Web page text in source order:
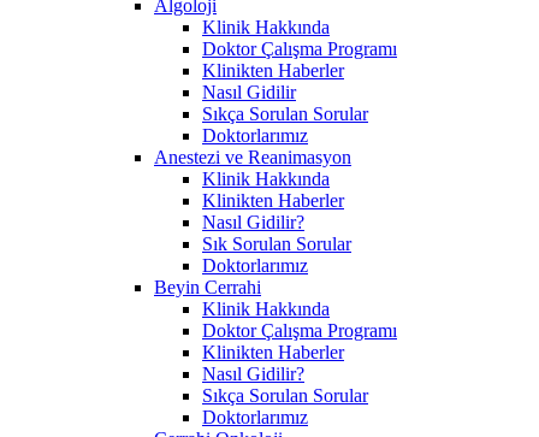
Algoloji
Klinik Hakkında
Doktor Çalışma Programı
Klinikten Haberler
Nasıl Gidilir
Sıkça Sorulan Sorular
Doktorlarımız
Anestezi ve Reanimasyon
Klinik Hakkında
Klinikten Haberler
Nasıl Gidilir?
Sık Sorulan Sorular
Doktorlarımız
Beyin Cerrahi
Klinik Hakkında
Doktor Çalışma Programı
Klinikten Haberler
Nasıl Gidilir?
Sıkça Sorulan Sorular
Doktorlarımız